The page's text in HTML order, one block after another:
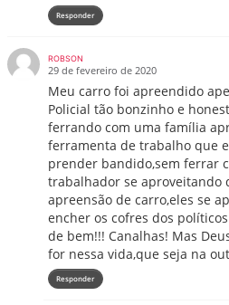
Responder
ROBSON
29 de fevereiro de 2020
Meu carro foi apreendido
Policial tão bonzinho e
ferrando com uma família
ferramenta de trabalho que
prender bandido,sem ferrar
trabalhador se aproveitando
apreensão de carro,eles se
encher os cofres dos
de bem!!! Canalhas! Mas
for nessa vida,que seja na
Responder